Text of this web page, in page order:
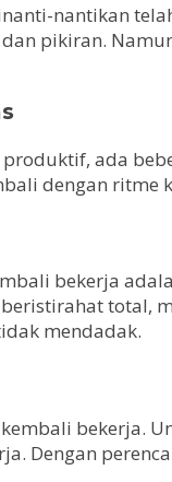
nantikan
pikiran.
ada
dengan ritme
bekerja
total,
mendadak.
bekerja.
Dengan